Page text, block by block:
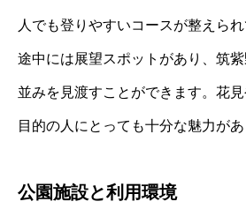
人でも登りやすいコースが整えら
途中には展望スポットがあり、筑
並みを見渡すことができます。花
目的の人にとっても十分な魅力があ
公園施設と利用環境